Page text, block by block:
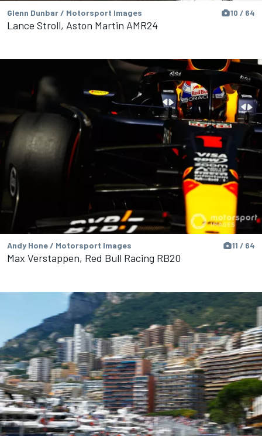
Glenn Dunbar / Motorsport Images 10 / 64
Lance Stroll, Aston Martin AMR24
Andy Hone / Motorsport Images 11 / 64
Max Verstappen, Red Bull Racing RB20